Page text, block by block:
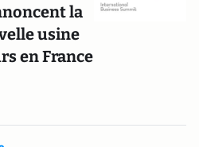
la
usine
en France